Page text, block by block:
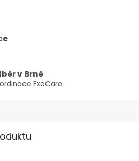
v Brně
ExoCare